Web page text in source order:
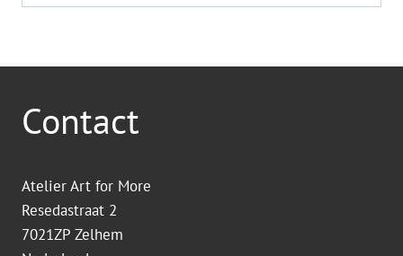
Contact
Atelier Art for More
Resedastraat 2
7021ZP Zelhem